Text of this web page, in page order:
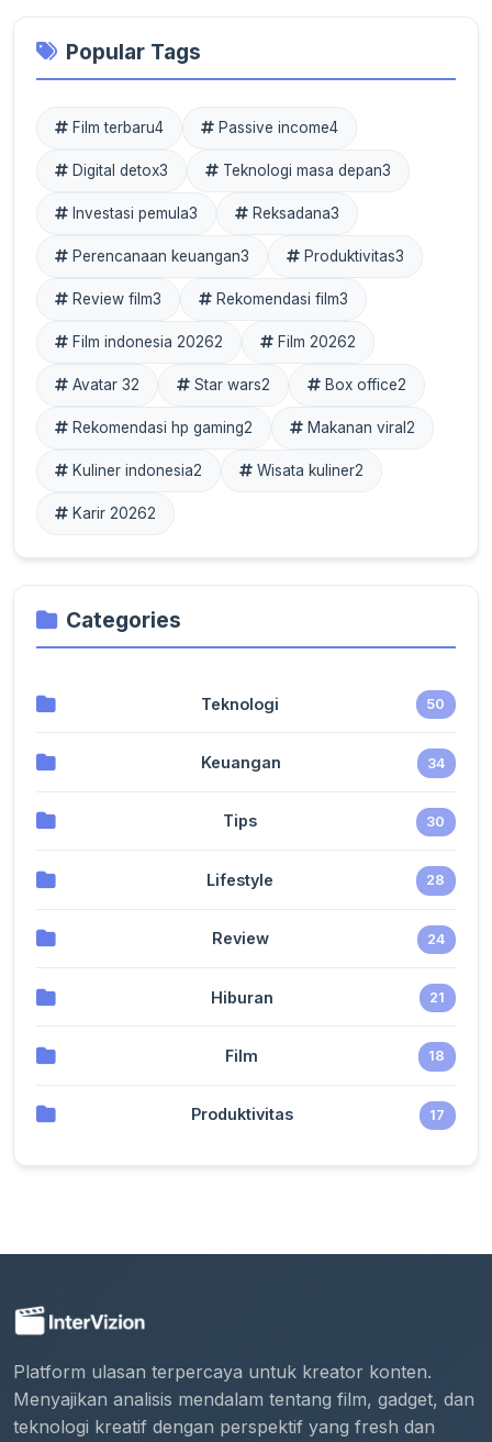
Popular Tags
Film terbaru4 Passive income4
Digital detox3 Teknologi masa depan3
Investasi pemula3 Reksadana3
Perencanaan keuangan3 Produktivitas3
Review film3 Rekomendasi film3
Film indonesia 20262 Film 20262
Avatar 32 Star wars2 Box office2
Rekomendasi hp gaming2 Makanan viral 2
Kuliner indonesia2 Wisata kuliner2
Karir 20262
Categories
Teknologi 50
Keuangan 34
Tips 30
Lifestyle 28
Review 24
Hiburan 21
Film 18
Produktivitas 17
Platform ulasan terpercaya untuk kreator konten.
Menyajikan analisis mendalam tentang film, gadget, dan
teknologi kreatif dengan perspektif yang fresh dan